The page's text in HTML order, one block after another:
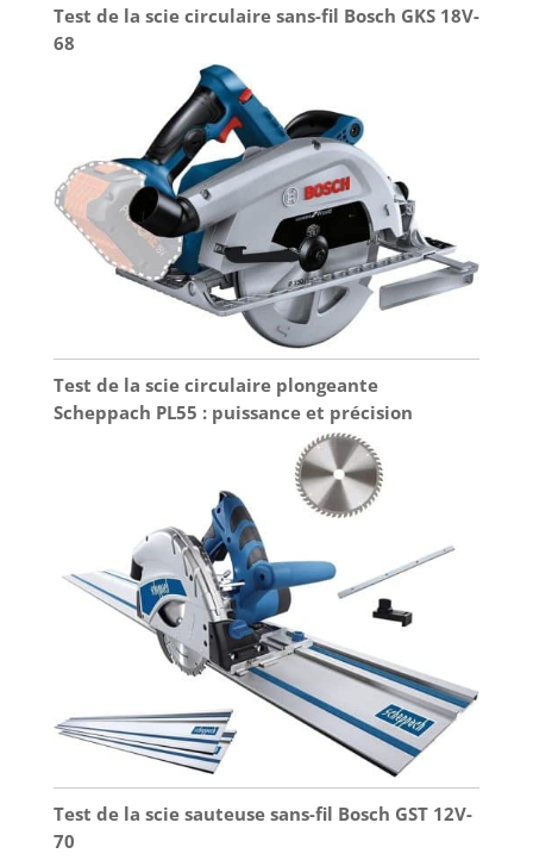
Test de la scie circulaire sans-fil Bosch GKS 18V-
68
Test de la scie circulaire plongeante
Scheppach PL55 : puissance et précision
Test de la scie sauteuse sans-fil Bosch GST 12V-
70